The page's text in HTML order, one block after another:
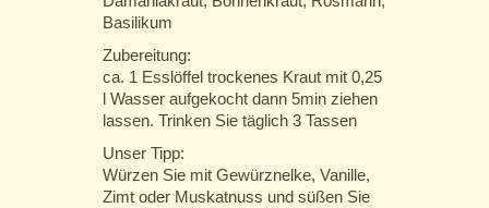
Basilikum
Zubereitung:
ca. 1 Esslöffel trockenes Kraut mit 0,25
l Wasser aufgekocht dann 5min ziehen
lassen. Trinken Sie täglich 3 Tassen
Unser Tipp:
Würzen Sie mit Gewürznelke, Vanille,
Zimt oder Muskatnuss und süßen Sie